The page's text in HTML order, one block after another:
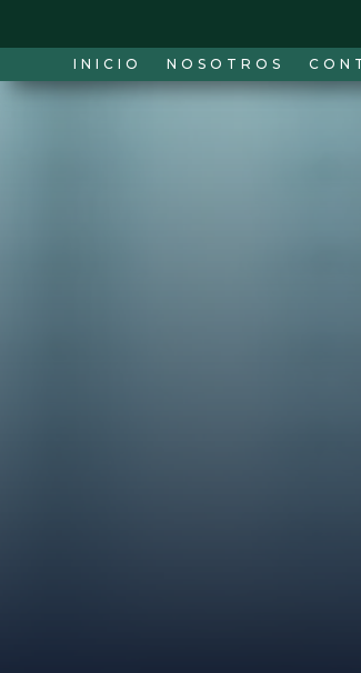
INICIO NOSOTROS